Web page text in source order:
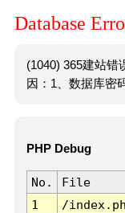
Database
(1040) 365建站错
因：1、数据库密
PHP Debug
No. File
1
/